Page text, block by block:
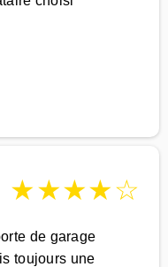
★★★★☆
de garage
toujours une